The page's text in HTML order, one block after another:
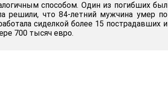
способом. Один из погибших был
решили, что 84-летний мужчина умер по
сиделкой более 15 пострадавших и
700 тысяч евро.